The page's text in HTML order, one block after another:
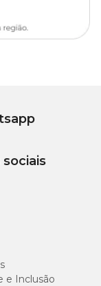
e Inclusão
sociais